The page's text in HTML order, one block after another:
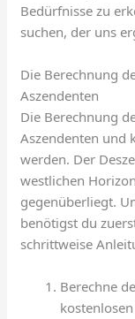
Bedürfnisse zu
suchen, der uns
Die Berechnung
Aszendenten
Die Berechnung
Aszendenten und
werden. Der
westlichen
gegenüberliegt.
benötigst du
schrittweise
Berechne